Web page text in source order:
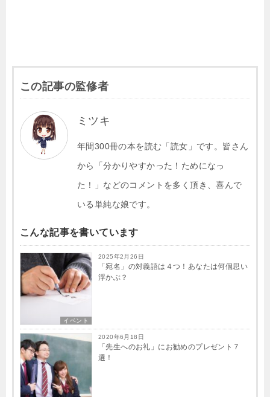
この記事の監修者
ミツキ
年間300冊の本を読む「読女」です。皆さん
から「分かりやすかった！ためになっ
た！」などのコメントを多く頂き、喜んで
いる単純な娘です。
こんな記事を書いています
イベント
2025年2月26日
「宛名」の対義語は４つ！あなたは何個思い
浮かぶ？
2020年6月18日
「先生へのお礼」にお勧めのプレゼント７
選！